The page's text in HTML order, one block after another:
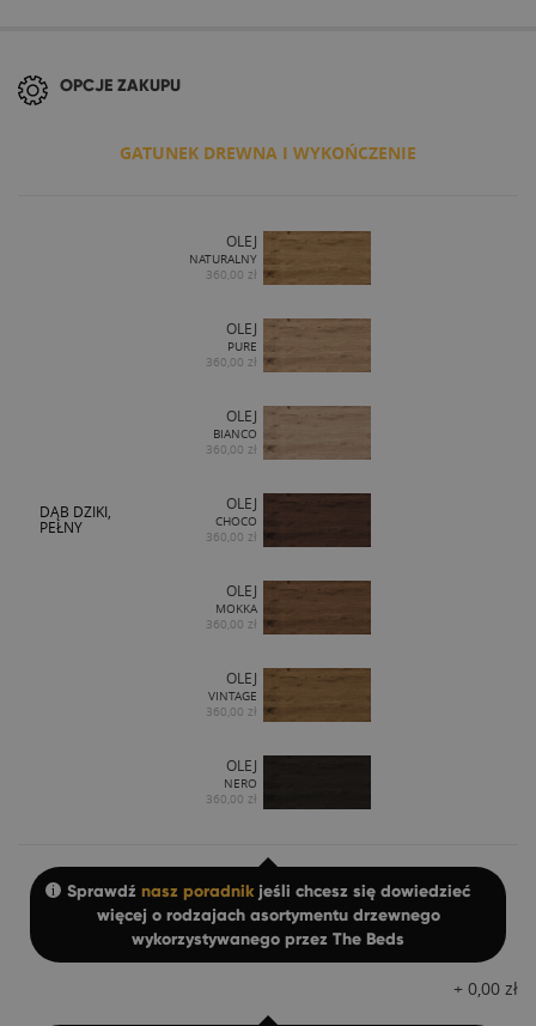
OPCJE ZAKUPU
GATUNEK DREWNA I WYKOŃCZENIE
DĄB DZIKI,
PEŁNY
OLEJ
NATURALNY
360,00 zł
OLEJ
PURE
360,00 zł
OLEJ
BIANCO
360,00 zł
OLEJ
CHOCO
360,00 zł
OLEJ
MOKKA
360,00 zł
OLEJ
VINTAGE
360,00 zł
OLEJ
NERO
360,00 zł
Sprawdź nasz poradnikjeśli chcesz się dowiedzieć
więcej o rodzajach asortymentu drzewnego
wykorzystywanego przez The Beds
+ 0,00 zł